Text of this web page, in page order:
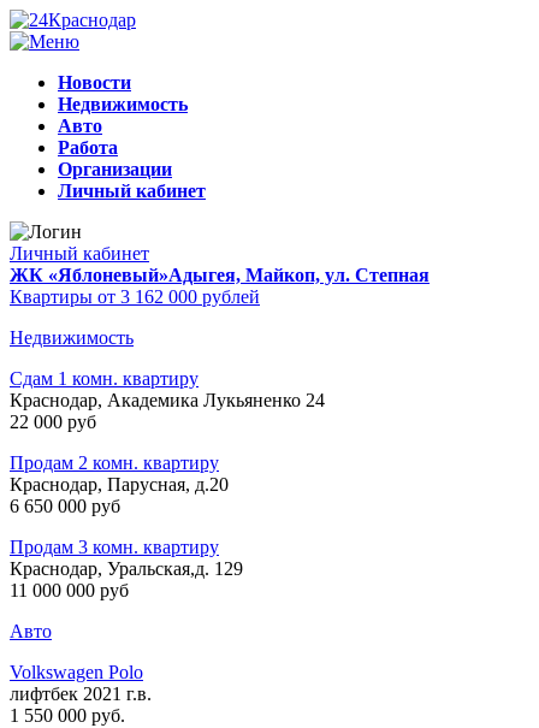
Новости
Недвижимость
Авто
Работа
Организации
Личный кабинет
Личный кабинет
ЖК «Яблоневый»Адыгея, Майкоп, ул. Степная
Квартиры от 3 162 000 рублей
Недвижимость
Сдам 1 комн. квартиру
Краснодар, Академика Лукьяненко 24
22 000 руб
Продам 2 комн. квартиру
Краснодар, Парусная, д.20
6 650 000 руб
Продам 3 комн. квартиру
Краснодар, Уральская,д. 129
11 000 000 руб
Авто
Volkswagen Polo
лифтбек 2021 г.в.
1 550 000 руб.